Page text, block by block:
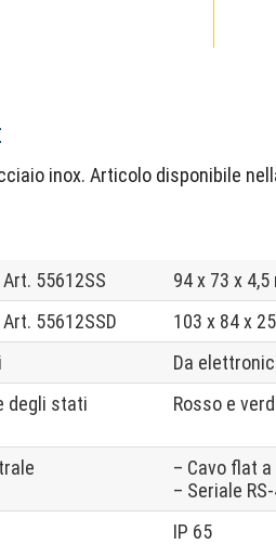
inox. Articolo disponibile
55612SS
94 x 73 x 4,5
55612SSD
103 x 84 x
Da
degli stati
Rosso e
– Cavo flat
– Seriale
IP 65